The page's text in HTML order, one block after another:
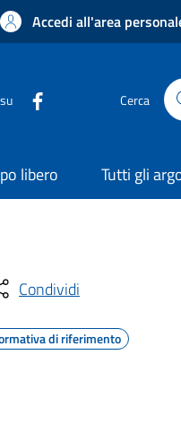
Accedi all'area
Cerca
libero Tutti gli
Condividi
di riferimento